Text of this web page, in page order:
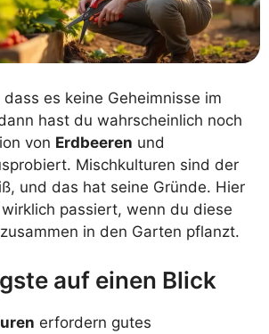
es keine Geheimnisse im
hast du wahrscheinlich noch
von Erdbeeren und
Mischkulturen sind der
und das hat seine Gründe. Hier
passiert, wenn du diese
in den Garten pflanzt.
auf einen Blick
erfordern gutes